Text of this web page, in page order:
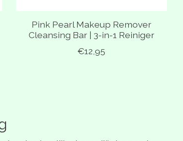
Pink Pearl Makeup Remover
Cleansing Bar | 3-in-1 Reiniger
€12,95